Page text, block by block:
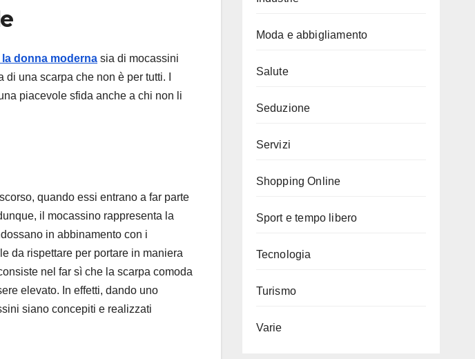
donna moderna sia di mocassini
una scarpa che non è per tutti. I
piacevole sfida anche a chi non li
quando essi entrano a far parte
il mocassino rappresenta la
in abbinamento con i
da rispettare per portare in maniera
nel far sì che la scarpa comoda
elevato. In effetti, dando uno
siano concepiti e realizzati
Moda e abbigliamento
Salute
Seduzione
Servizi
Shopping Online
Sport e tempo libero
Tecnologia
Turismo
Varie